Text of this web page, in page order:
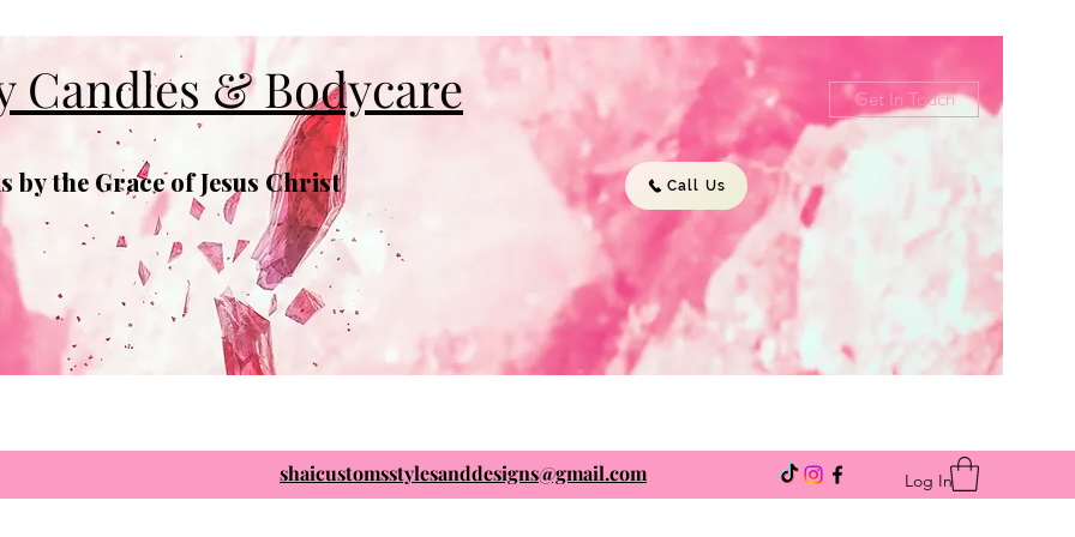
Candles & Bodycare
by the Grace of Jesus Christ
Get In Touch
Call Us
shaicustomsstylesanddesigns@gmail.com Log In